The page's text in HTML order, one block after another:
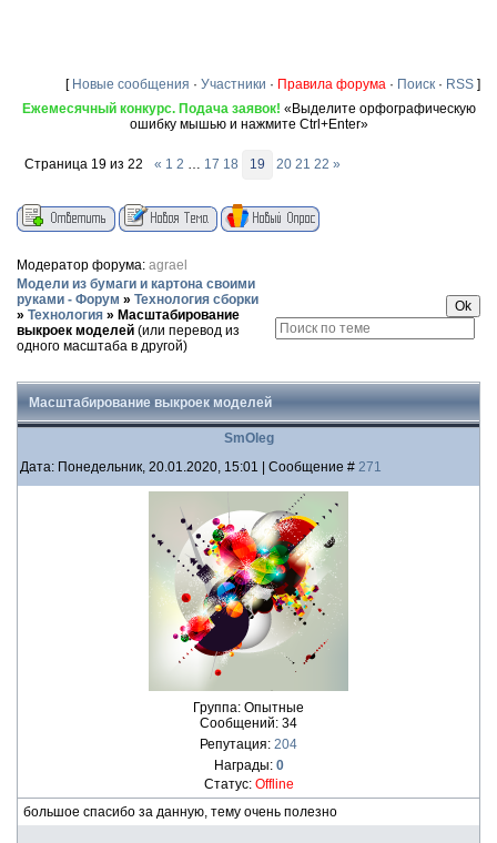
[ Новые сообщения · Участники · Правила форума · Поиск · RSS ]
Ежемесячный конкурс. Подача заявок! «Выделите орфографическую
ошибку мышью и нажмите Ctrl+Enter»
Страница 19 из 22 « 1 2 … 17 18 19 20 21 22 »
Модератор форума: agrael
Модели из бумаги и картона своими
руками - Форум » Технология сборки
» Технология » Масштабирование
выкроек моделей (или перевод из
одного масштаба в другой)
Масштабирование выкроек моделей
SmOleg
Дата: Понедельник, 20.01.2020, 15:01 | Сообщение # 271
Группа: Опытные
Сообщений: 34
Репутация: 204
Награды: 0
Статус: Offline
большое спасибо за данную, тему очень полезно